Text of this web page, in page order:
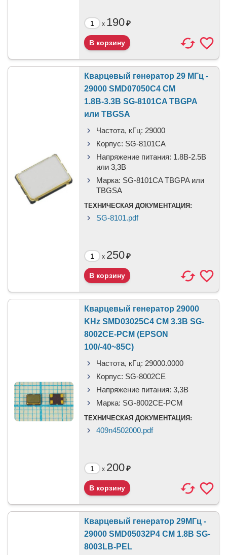
x 190₽
Кварцевый генератор 29 МГц -
29000 SMD07050C4 CM
1.8В-3.3В SG-8101CA TBGPA
или TBGSA
Частота, кГц: 29000
Корпус: SG-8101CA
Напряжение питания: 1.8В-2.5B
или 3,3B
Марка: SG-8101CA TBGPA или
TBGSA
ТЕХНИЧЕСКАЯ ДОКУМЕНТАЦИЯ:
SG-8101.pdf
x 250₽
Кварцевый генератор 29000
KHz SMD03025C4 CM 3.3В SG-
8002CE-PCM (EPSON
100/-40~85C)
Частота, кГц: 29000.0000
Корпус: SG-8002CE
Напряжение питания: 3,3B
Марка: SG-8002CE-PCM
ТЕХНИЧЕСКАЯ ДОКУМЕНТАЦИЯ:
409n4502000.pdf
x 200₽
Кварцевый генератор 29МГц -
29000 SMD05032P4 CM 1.8В SG-
8003LB-PEL